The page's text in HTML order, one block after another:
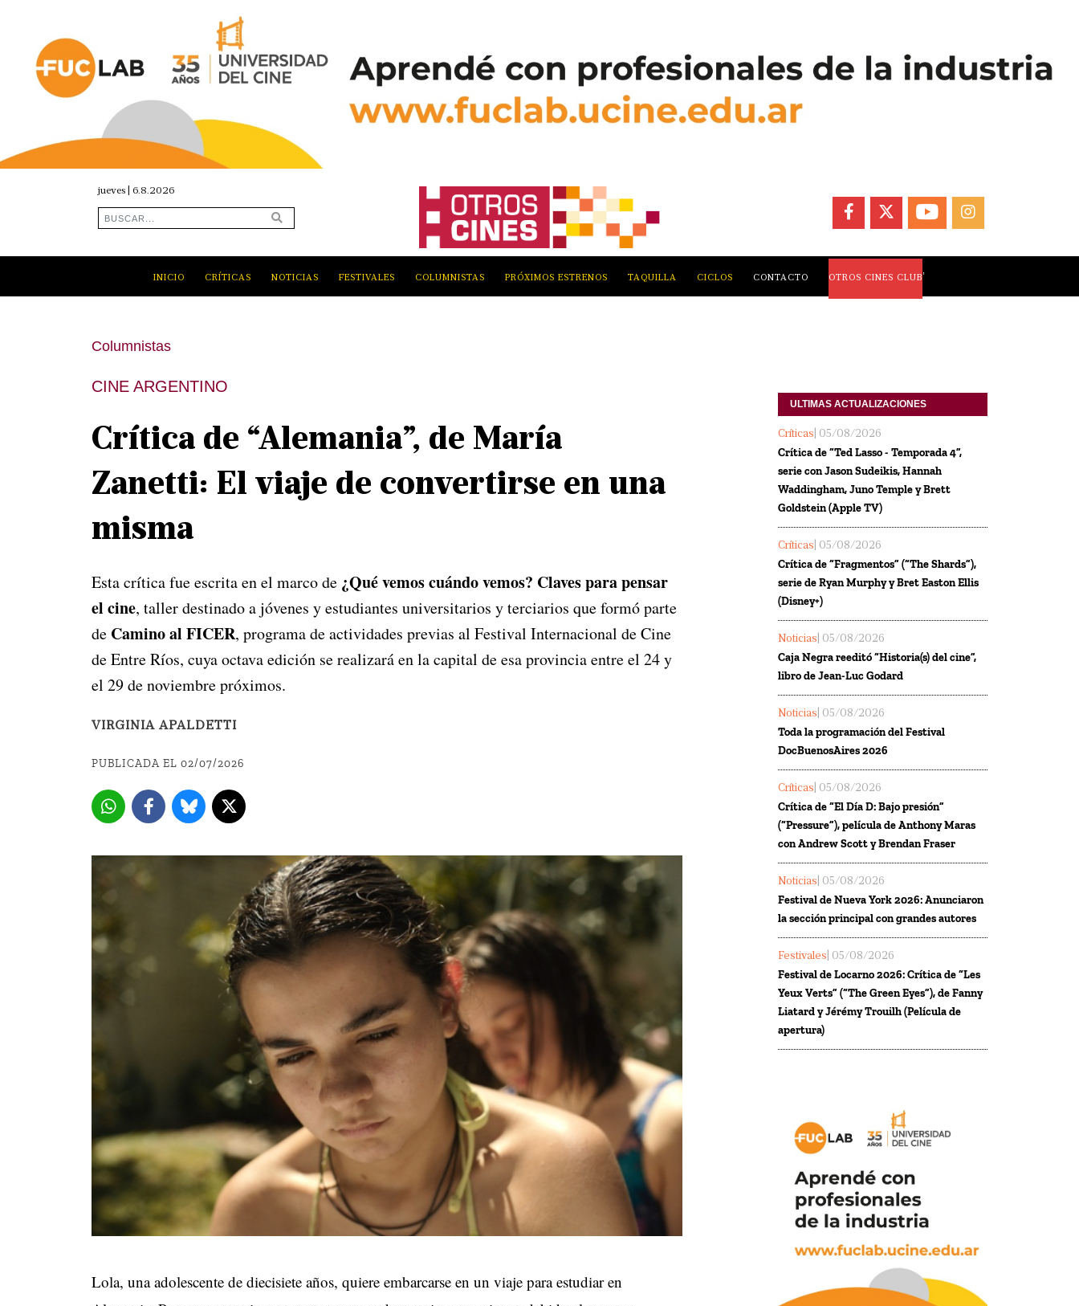
jueves | 6.8.2026
FACEBOOKYOUTUBEINSTAGRAM
INICIO CRÍTICAS NOTICIAS FESTIVALES COLUMNISTAS PRÓXIMOS ESTRENOS TAQUILLA CICLOS CONTACTO OTROS CINES CLUB
Columnistas
CINE ARGENTINO
Crítica de “Alemania”, de María
Zanetti: El viaje de convertirse en una
misma
Esta crítica fue escrita en el marco de ¿Qué vemos cuándo vemos? Claves para pensar
el cine, taller destinado a jóvenes y estudiantes universitarios y terciarios que formó parte
de Camino al FICER, programa de actividades previas al Festival Internacional de Cine
de Entre Ríos, cuya octava edición se realizará en la capital de esa provincia entre el 24 y
el 29 de noviembre próximos.
VIRGINIA APALDETTI
PUBLICADA EL 02/07/2026
Lola, una adolescente de diecisiete años, quiere embarcarse en un viaje para estudiar en
ULTIMAS ACTUALIZACIONES
Críticas | 05/08/2026
Crítica de “Ted Lasso - Temporada 4”,
serie con Jason Sudeikis, Hannah
Waddingham, Juno Temple y Brett
Goldstein (Apple TV)
Críticas | 05/08/2026
Crítica de “Fragmentos” (“The Shards”),
serie de Ryan Murphy y Bret Easton Ellis
(Disney+)
Noticias | 05/08/2026
Caja Negra reeditó “Historia(s) del cine”,
libro de Jean-Luc Godard
Noticias | 05/08/2026
Toda la programación del Festival
DocBuenosAires 2026
Críticas | 05/08/2026
Crítica de “El Día D: Bajo presión”
(“Pressure”), película de Anthony Maras
con Andrew Scott y Brendan Fraser
Noticias | 05/08/2026
Festival de Nueva York 2026: Anunciaron
la sección principal con grandes autores
Festivales | 05/08/2026
Festival de Locarno 2026: Crítica de “Les
Yeux Verts” (“The Green Eyes”), de Fanny
Liatard y Jérémy Trouilh (Película de
apertura)